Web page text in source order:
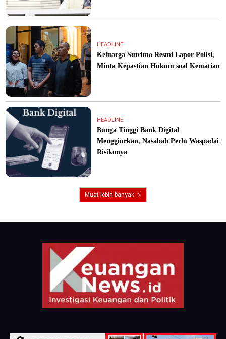
HEADLINE
Keluarga Sutrimo Resmi Lapor Polisi,
Minta Kepastian Hukum soal Kematian
HEADLINE
Bunga Tinggi Bank Digital
Menggiurkan, Nasabah Perlu Waspadai
Risikonya
Muat lebih banyak